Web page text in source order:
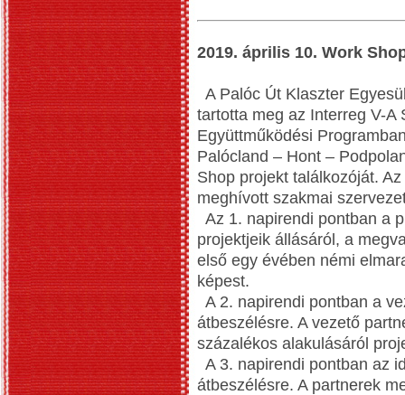
2019. április 10. Work
A Palóc Út Klaszter
tartotta meg az Interreg V-A
Együttműködési
Palócland – Hont –
Shop projekt találkozóját.
meghívott szakmai
Az 1. napirendi pontban a
projektjeik állásáról, a
első egy évében némi
képest.
A 2. napirendi pontban a
átbeszélésre. A vezető
százalékos alakulásáról
A 3. napirendi pontban az
átbeszélésre. A partnerek